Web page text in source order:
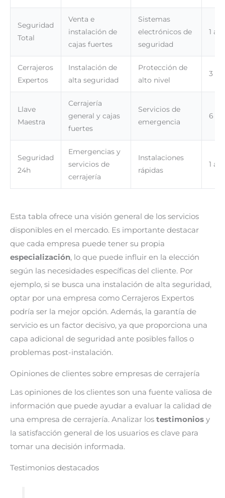
Seguridad
Total
Venta e
instalación de
cajas fuertes
Sistemas
electrónicos de
seguridad
1
Cerrajeros
Expertos
Instalación de
alta seguridad
Protección de
alto nivel
3
Llave
Maestra
Cerrajería
general y cajas
fuertes
Servicios de
emergencia
6
Seguridad
24h
Emergencias y
servicios de
cerrajería
Instalaciones
rápidas
1
Esta tabla ofrece una visión general de los servicios
disponibles en el mercado. Es importante destacar
que cada empresa puede tener su propia
especialización, lo que puede influir en la elección
según las necesidades específicas del cliente. Por
ejemplo, si se busca una instalación de alta seguridad,
optar por una empresa como Cerrajeros Expertos
podría ser la mejor opción. Además, la garantía de
servicio es un factor decisivo, ya que proporciona una
capa adicional de seguridad ante posibles fallos o
problemas post-instalación.
Opiniones de clientes sobre empresas de cerrajería
Las opiniones de los clientes son una fuente valiosa de
información que puede ayudar a evaluar la calidad de
una empresa de cerrajería. Analizar los testimonios y
la satisfacción general de los usuarios es clave para
tomar una decisión informada.
Testimonios destacados